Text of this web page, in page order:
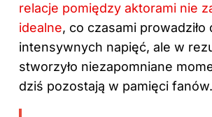
relacje pomiędzy aktorami nie
idealne, co czasami prowadziło
intensywnych napięć, ale w
stworzyło niezapomniane
dziś pozostają w pamięci fanów.